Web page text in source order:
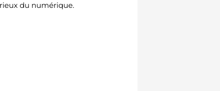
du numérique.